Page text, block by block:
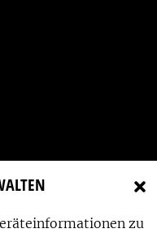
zu